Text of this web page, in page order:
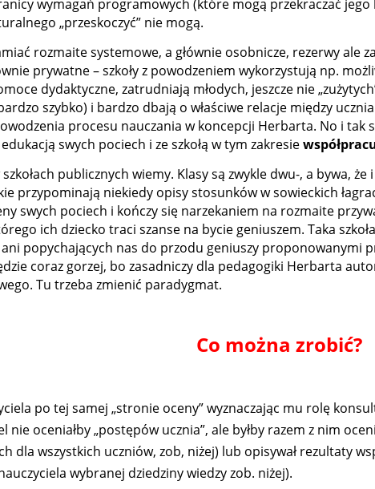
wymagań programowych (które mogą przekraczać
„przeskoczyć” nie mogą.
rozmaite systemowe, a głównie osobnicze, rezerwy ale
prywatne – szkoły z powodzeniem wykorzystują np.
dydaktyczne, zatrudniają młodych, jeszcze nie
szybko) i bardzo dbają o właściwe relacje między
procesu nauczania w koncepcji Herbarta. No i tak
swych pociech i ze szkołą w tym zakresie
publicznych wiemy. Klasy są zwykle dwu-, a bywa,
przypominają niekiedy opisy stosunków w sowieckich
swych pociech i kończy się narzekaniem na rozmaite
ich dziecko traci szanse na bycie geniuszem. Taka
popychających nas do przodu geniuszy proponowanymi
coraz gorzej, bo zasadniczy dla pedagogiki Herbarta
Tu trzeba zmienić paradygmat.
Co można zrobić?
po tej samej „stronie oceny” wyznaczając mu rolę
nie oceniałby „postępów ucznia”, ale byłby razem z nim
dla wszystkich uczniów, zob, niżej) lub opisywał rezultaty
wybranej dziedziny wiedzy zob. niżej).